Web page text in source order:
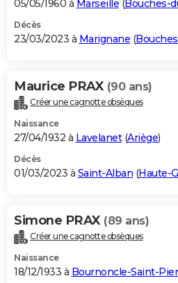
05/05/1960 à Marseille (Bouches-
Décès
23/03/2023 à Marignane (
Maurice PRAX (90 ans)
Créer une cagnotte obsèques
Naissance
27/04/1932 à Lavelanet(Ariège)
Décès
01/03/2023 à Saint-Alban (Haute-
Simone PRAX (89 ans)
Créer une cagnotte obsèques
Naissance
18/12/1933 à Bournoncle-Saint-